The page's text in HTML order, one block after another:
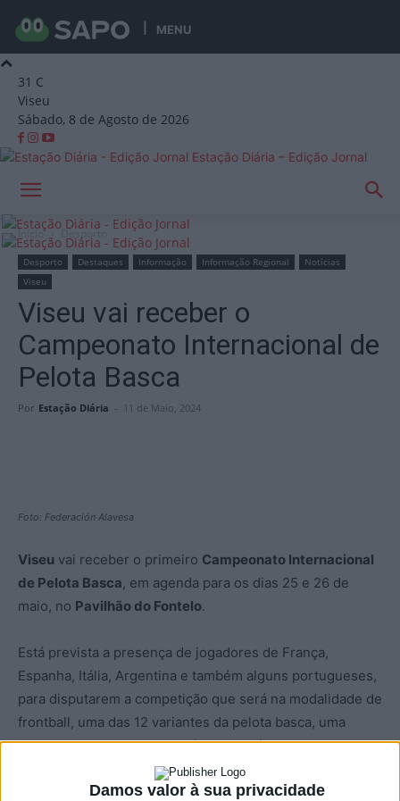
Damos valor à sua privacidade
MENU
31 C
Viseu
Sábado, 8 de Agosto de 2026
Estação Diária – Edição Jornal
Início Desporto
Desporto Destaques Informação Informação Regional
Notícias
Viseu
Viseu vai receber o
Campeonato Internacional de
Pelota Basca
Por Estação Diária - 11 de Maio, 2024
Foto: Federación Alavesa
Viseu vai receber o primeiro Campeonato Internacional
de Pelota Basca, em agenda para os dias 25 e 26 de
maio, no Pavilhão do Fontelo.
Está prevista a presença de jogadores de França,
Espanha, Itália, Argentina e também alguns portugueses,
para disputarem a competição que será na modalidade de
frontball, uma das 12 variantes da pelota basca, uma
atividade desportiva com raízes no País Basco, em
Espanha, e que remonta à Idade Média.